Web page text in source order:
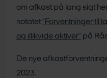
om afkast på lang sigt
notatet”Forventninger til
og illikvide aktiver” på
De nye
2023.